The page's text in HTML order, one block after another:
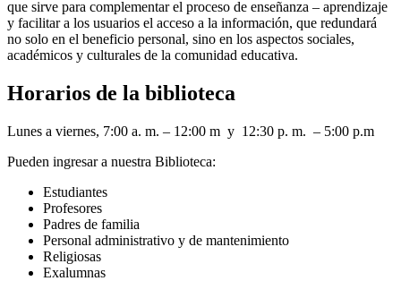
que sirve para complementar el proceso de enseñanza – aprendizaje
y facilitar a los usuarios el acceso a la información, que redundará
no solo en el beneficio personal, sino en los aspectos sociales,
académicos y culturales de la comunidad educativa.
Horarios de la biblioteca
Lunes a viernes, 7:00 a. m. – 12:00 m y 12:30 p. m. – 5:00 p.m
Pueden ingresar a nuestra Biblioteca:
Estudiantes
Profesores
Padres de familia
Personal administrativo y de mantenimiento
Religiosas
Exalumnas